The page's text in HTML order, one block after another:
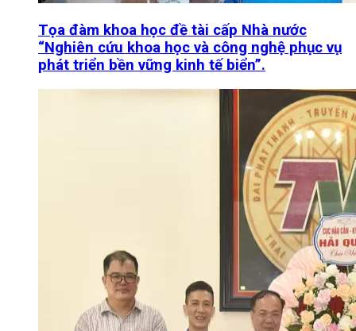
Tọa đàm khoa học đề tài cấp Nhà nước
“Nghiên cứu khoa học và công nghệ phục vụ
phát triển bền vững kinh tế biển”.